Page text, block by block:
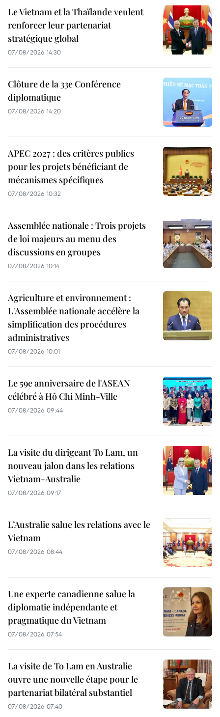
Le Vietnam et la Thaïlande veulent
renforcer leur partenariat
stratégique global
07/08/2026 14:30
Clôture de la 33e Conférence
diplomatique
07/08/2026 14:20
APEC 2027 : des critères publics
pour les projets bénéficiant de
mécanismes spécifiques
07/08/2026 10:32
Assemblée nationale : Trois projets
de loi majeurs au menu des
discussions en groupes
07/08/2026 10:14
Agriculture et environnement :
L'Assemblée nationale accélère la
simplification des procédures
administratives
07/08/2026 10:01
Le 59e anniversaire de l'ASEAN
célébré à Hô Chi Minh-Ville
07/08/2026 09:44
La visite du dirigeant To Lam, un
nouveau jalon dans les relations
Vietnam-Australie
07/08/2026 09:17
L’Australie salue les relations avec le
Vietnam
07/08/2026 08:44
Une experte canadienne salue la
diplomatie indépendante et
pragmatique du Vietnam
07/08/2026 07:54
La visite de To Lam en Australie
ouvre une nouvelle étape pour le
partenariat bilatéral substantiel
07/08/2026 07:40